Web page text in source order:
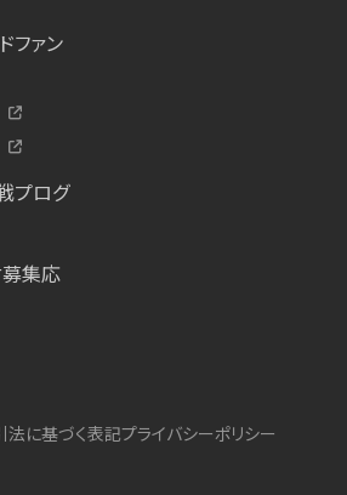
ファン
プログ
集応
法に基づく表記プライバシーポリシー